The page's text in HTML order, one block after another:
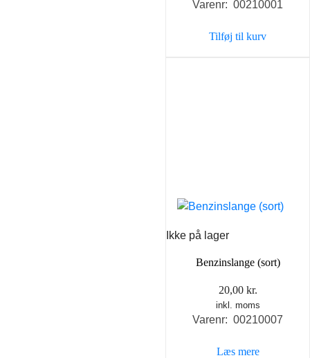
Varenr: 00210001
Tilføj til kurv
Ikke på lager
Benzinslange (sort)
20,00 kr.
inkl. moms
Varenr: 00210007
Læs mere